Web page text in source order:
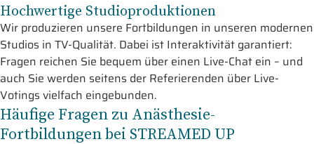
Hochwertige Studioproduktionen
Wir produzieren unsere Fortbildungen in unseren modernen
Studios in TV-Qualität. Dabei ist Interaktivität garantiert:
Fragen reichen Sie bequem über einen Live-Chat ein – und
auch Sie werden seitens der Referierenden über Live-
Votings vielfach eingebunden.
Häufige Fragen zu Anästhesie-
Fortbildungen bei STREAMED UP